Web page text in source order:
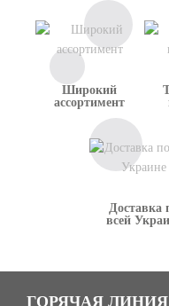
Широкий
ассортимент
Доставка
всей
ГОРЯЧАЯ ЛИНИЯ